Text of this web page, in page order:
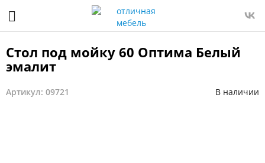
Стол под мойку 60 Оптима Белый
эмалит
Артикул: 09721 В наличии